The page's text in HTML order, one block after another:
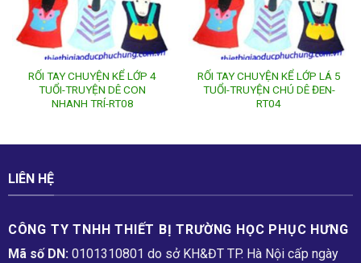
RỐI TAY CHUYỆN KỂ LỚP 4
TUỔI-TRUYỆN DÊ CON
NHANH TRÍ-RT08
RỐI TAY CHUYỆN KỂ LỚP LÁ 5
TUỔI-TRUYỆN CHÚ DÊ ĐEN-
RT04
LIÊN HỆ
CÔNG TY TNHH THIẾT BỊ TRƯỜNG HỌC PHỤC H­ƯNG
Mã số DN: 0101310801 do sở KH&ĐT TP. Hà Nội cấp ngày